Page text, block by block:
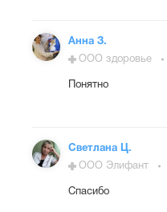
Анна З.
ООО здоровье
Понятно
Светлана Ц.
ООО Элифант
Спасибо